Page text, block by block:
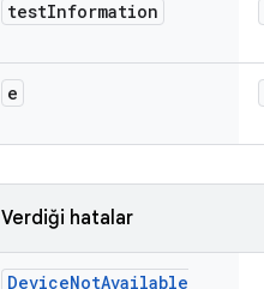
testInformation
e
Verdiği hatalar
DeviceNotAvailable